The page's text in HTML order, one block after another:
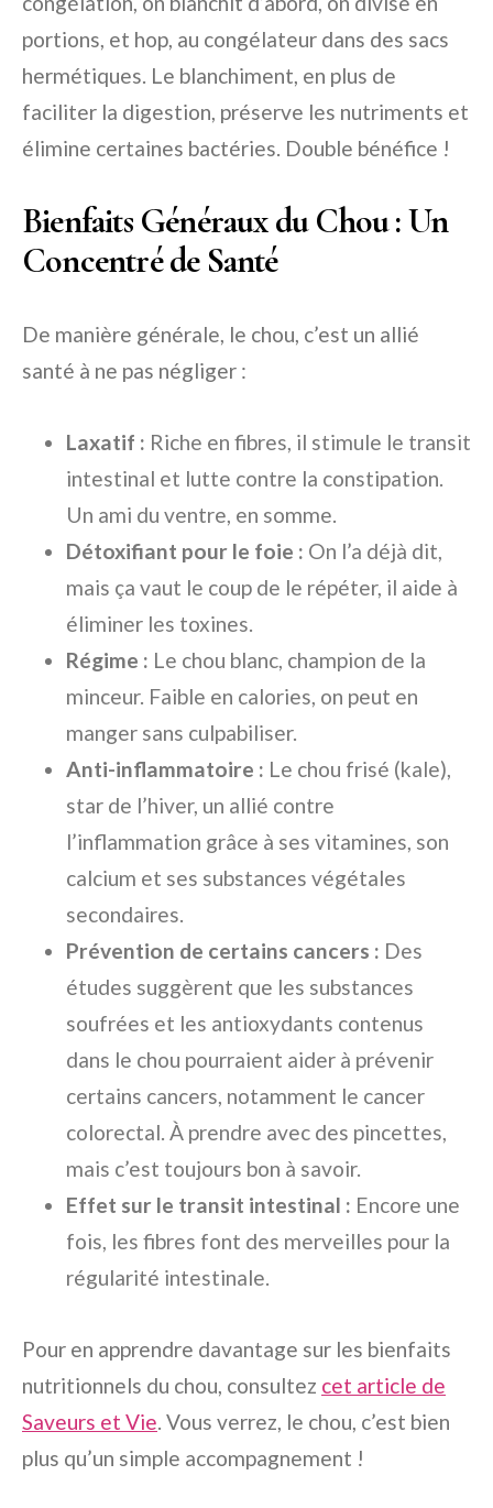
portions, et hop, au congélateur dans des sacs
hermétiques. Le blanchiment, en plus de
faciliter la digestion, préserve les nutriments et
élimine certaines bactéries. Double bénéfice !
Bienfaits Généraux du Chou : Un
Concentré de Santé
De manière générale, le chou, c’est un allié
santé à ne pas négliger :
Laxatif : Riche en fibres, il stimule le transit
intestinal et lutte contre la constipation.
Un ami du ventre, en somme.
Détoxifiant pour le foie : On l’a déjà dit,
mais ça vaut le coup de le répéter, il aide à
éliminer les toxines.
Régime : Le chou blanc, champion de la
minceur. Faible en calories, on peut en
manger sans culpabiliser.
Anti-inflammatoire : Le chou frisé (kale),
star de l’hiver, un allié contre
l’inflammation grâce à ses vitamines, son
calcium et ses substances végétales
secondaires.
Prévention de certains cancers : Des
études suggèrent que les substances
soufrées et les antioxydants contenus
dans le chou pourraient aider à prévenir
certains cancers, notamment le cancer
colorectal. À prendre avec des pincettes,
mais c’est toujours bon à savoir.
Effet sur le transit intestinal : Encore une
fois, les fibres font des merveilles pour la
régularité intestinale.
Pour en apprendre davantage sur les bienfaits
nutritionnels du chou, consultez cet article de
Saveurs et Vie. Vous verrez, le chou, c’est bien
plus qu’un simple accompagnement !